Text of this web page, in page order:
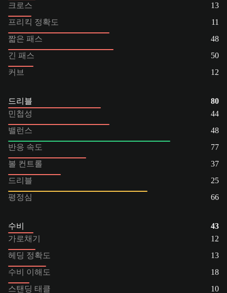
크로스
13
프리킥 정확도
11
짧은 패스
48
긴 패스
50
커브
12
드리블
80
민첩성
44
밸런스
48
반응 속도
77
볼 컨트롤
37
드리블
25
평정심
66
수비
43
가로채기
12
헤딩 정확도
13
수비 이해도
18
스탠딩 태클
10